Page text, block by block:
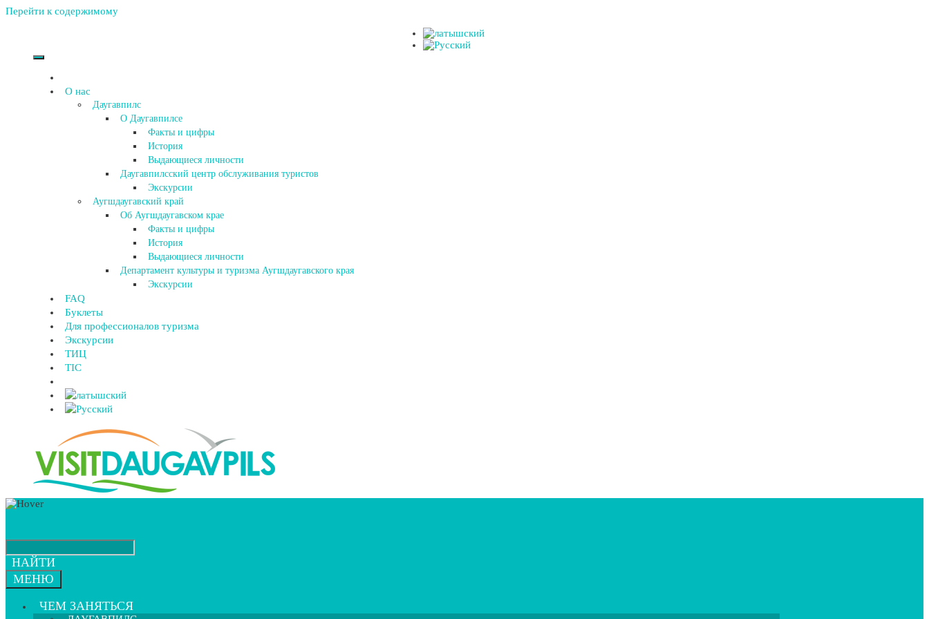
Перейти к содержимому
О нас
Даугавпилс
О Даугавпилсе
Факты и цифры
История
Выдающиеся личности
Даугавпилсский центр обслуживания туристов
Экскурсии
Аугшдаугавский край
Об Аугшдаугавском крае
Факты и цифры
История
Выдающиеся личности
Департамент культуры и туризма Аугшдаугавского края
Экскурсии
FAQ
Буклеты
Для профессионалов туризма
Экскурсии
ТИЦ
TIC
НАЙТИ
МЕНЮ
ЧЕМ ЗАНЯТЬСЯ